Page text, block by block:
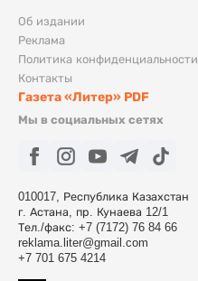
Об издании
Реклама
Политика конфиденциальности
Контакты
Газета «Литер» PDF
Мы в социальных сетях
010017, Республика Казахстан
г. Астана, пр. Кунаева 12/1
Тел./факс: +7 (7172) 76 84 66
reklama.liter@gmail.com
+7 701 675 4214